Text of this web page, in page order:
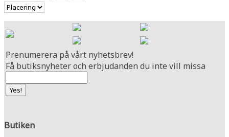
Prenumerera på vårt nyhetsbrev!
Få butiksnyheter och erbjudanden du inte vill missa
Butiken